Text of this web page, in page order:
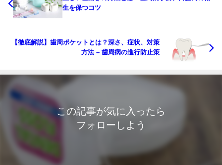
生を保つコツ
【徹底解説】歯周ポケットとは？深さ、症状、対策
方法 – 歯周病の進行防止策
この記事が気に入ったら
フォローしよう